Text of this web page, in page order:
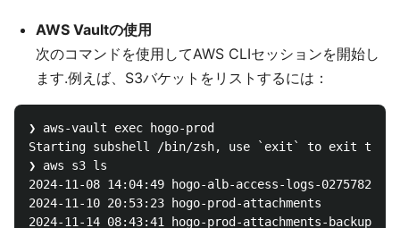
AWS Vaultの使用
次のコマンドを使用してAWS CLIセッションを開始し
ます.例えば、S3バケットをリストするには：
❯ aws-vault exec hogo-prod
Starting subshell /bin/zsh, use `exit` to exit the
❯ aws s3 ls
2024-11-08 14:04:49 hogo-alb-access-logs-
2024-11-10 20:53:23 hogo-prod-attachments